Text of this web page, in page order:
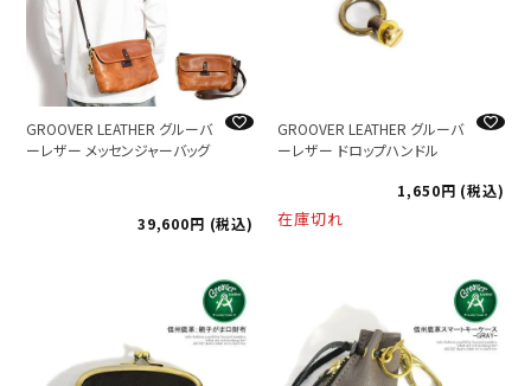
GROOVER LEATHER グルーバ
ーレザー メッセンジャーバッグ
39,600 税込
GROOVER LEATHER グルーバ
ーレザー ドロップハンドル
1,650
税込
在庫切れ